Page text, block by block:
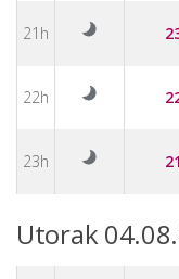
21h
22h
23h
Utorak